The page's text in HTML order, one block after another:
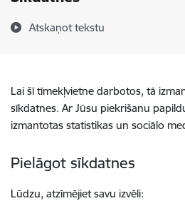
Atskaņot tekstu
Lai šī tīmekļvietne darbotos, tā
sīkdatnes. Ar Jūsu piekrišanu
izmantotas statistikas un sociālo
Pielāgot sīkdatnes
Lūdzu, atzīmējiet savu izvēli: